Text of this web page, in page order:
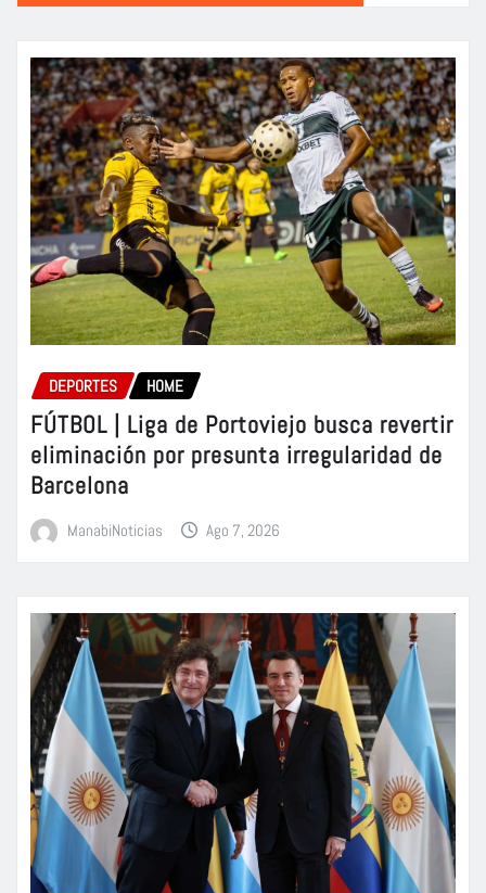
DEPORTES HOME
FÚTBOL | Liga de Portoviejo busca revertir
eliminación por presunta irregularidad de
Barcelona
ManabiNoticias Ago 7, 2026